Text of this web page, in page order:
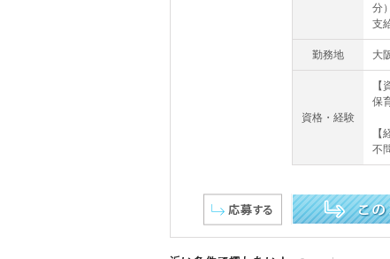
分
支
勤務地 大
資格・経験
【
保
【
不